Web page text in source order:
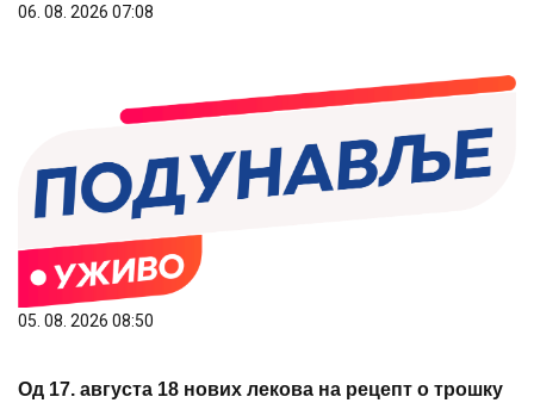
06. 08. 2026 07:08
05. 08. 2026 08:50
Од 17. августа 18 нових лекова на рецепт о трошку